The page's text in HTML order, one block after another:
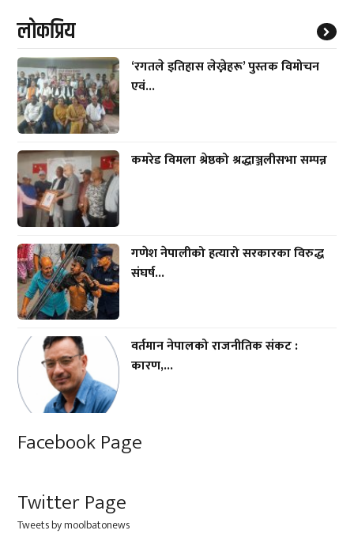
लाेकप्रिय
‘रगतले इतिहास लेख्नेहरू’ पुस्तक विमोचन
एवं...
कमरेड विमला श्रेष्ठको श्रद्धाञ्जलीसभा सम्पन्न
गणेश नेपालीको हत्यारो सरकारका विरुद्ध
संघर्ष...
वर्तमान नेपालको राजनीतिक संकट :
कारण,...
Facebook Page
Twitter Page
Tweets by moolbatonews